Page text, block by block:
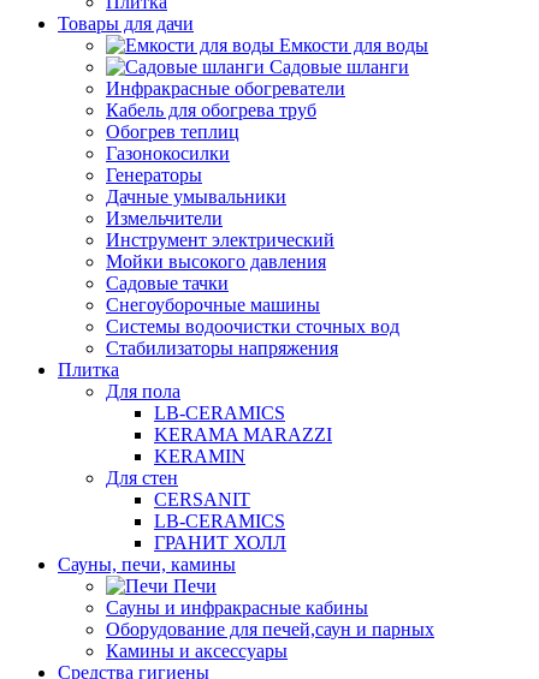
Товары для дачи
Емкости для воды
Садовые шланги
Инфракрасные обогреватели
Кабель для обогрева труб
Обогрев теплиц
Газонокосилки
Генераторы
Дачные умывальники
Измельчители
Инструмент электрический
Мойки высокого давления
Садовые тачки
Снегоуборочные машины
Системы водоочистки сточных вод
Стабилизаторы напряжения
Плитка
Для пола
LB-CERAMICS
KERAMA MARAZZI
KERAMIN
Для стен
CERSANIT
LB-CERAMICS
ГРАНИТ ХОЛЛ
Сауны, печи, камины
Печи
Сауны и инфракрасные кабины
Оборудование для печей,саун и парных
Камины и аксессуары
Средства гигиены